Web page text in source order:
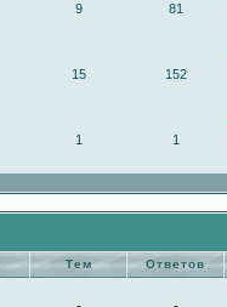
9 81
15 152
1 1
Тем Ответов